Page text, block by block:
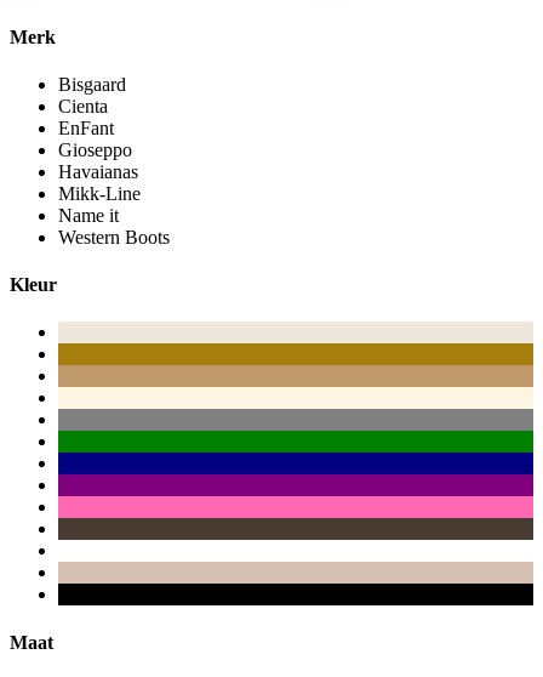
Merk
Bisgaard
Cienta
EnFant
Gioseppo
Havaianas
Mikk-Line
Name it
Western Boots
Kleur
Maat